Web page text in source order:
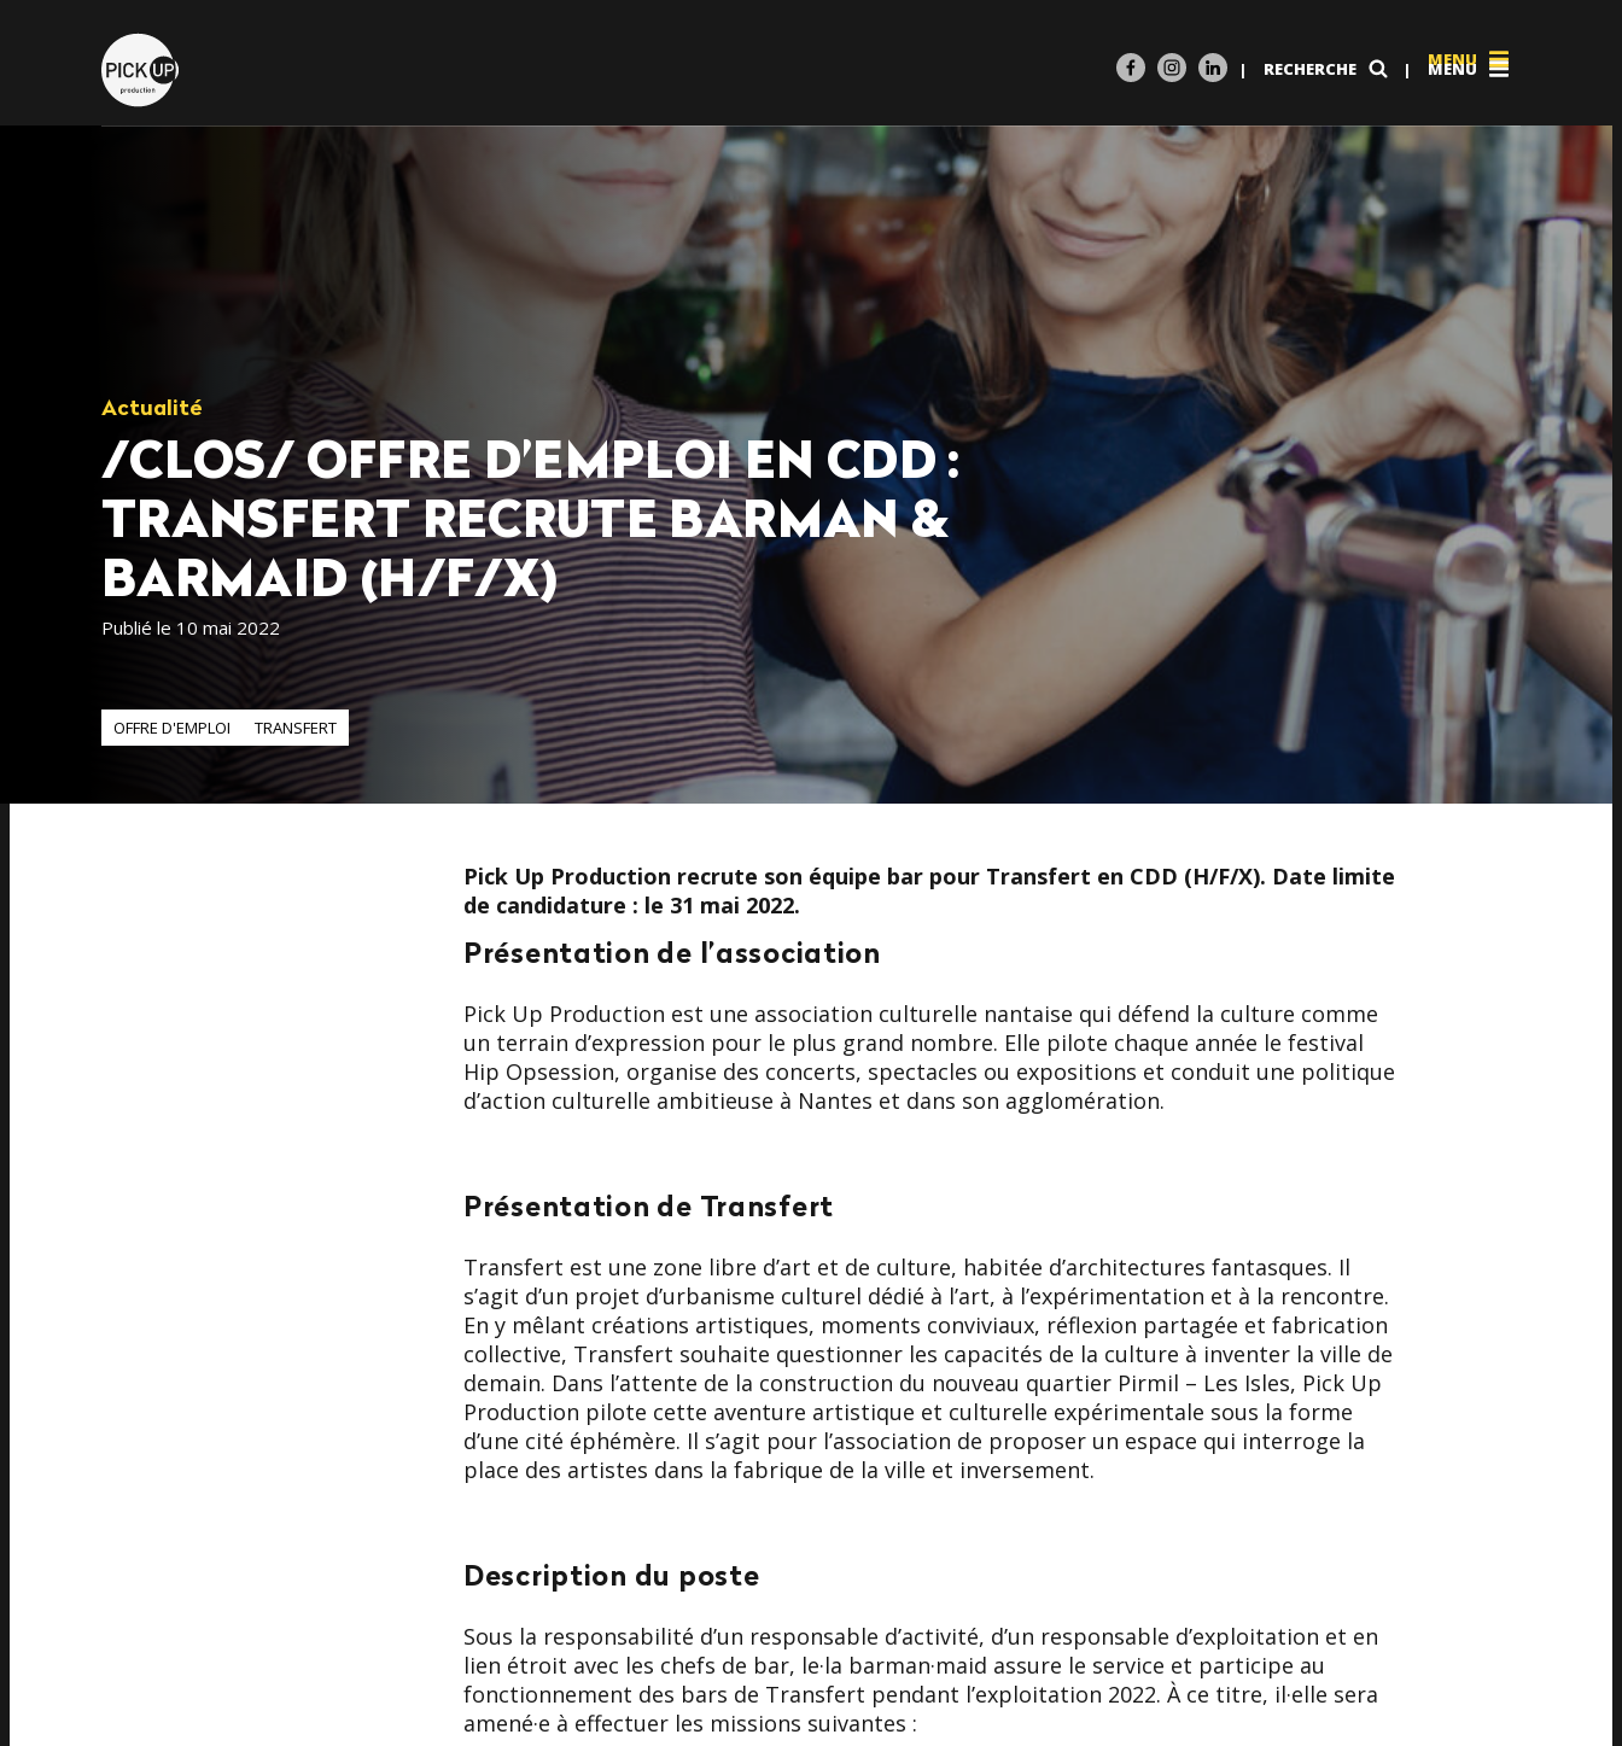
MENU
| RECHERCHE | MENU
Actualité
/CLOS/ OFFRE D’EMPLOI EN CDD :
TRANSFERT RECRUTE BARMAN &
BARMAID (H/F/X)
Publié le 10 mai 2022
OFFRE D'EMPLOI TRANSFERT
Pick Up Production recrute son équipe bar pour Transfert en CDD (H/F/X). Date limite
de candidature : le 31 mai 2022.
Présentation de l’association
Pick Up Production est une association culturelle nantaise qui défend la culture comme
un terrain d’expression pour le plus grand nombre. Elle pilote chaque année le festival
Hip Opsession, organise des concerts, spectacles ou expositions et conduit une politique
d’action culturelle ambitieuse à Nantes et dans son agglomération.
Présentation de Transfert
Transfert est une zone libre d’art et de culture, habitée d’architectures fantasques. Il
s’agit d’un projet d’urbanisme culturel dédié à l’art, à l’expérimentation et à la rencontre.
En y mêlant créations artistiques, moments conviviaux, réflexion partagée et fabrication
collective, Transfert souhaite questionner les capacités de la culture à inventer la ville de
demain. Dans l’attente de la construction du nouveau quartier Pirmil – Les Isles, Pick Up
Production pilote cette aventure artistique et culturelle expérimentale sous la forme
d’une cité éphémère. Il s’agit pour l’association de proposer un espace qui interroge la
place des artistes dans la fabrique de la ville et inversement.
Description du poste
Sous la responsabilité d’un responsable d’activité, d’un responsable d’exploitation et en
lien étroit avec les chefs de bar, le·la barman·maid assure le service et participe au
fonctionnement des bars de Transfert pendant l’exploitation 2022. À ce titre, il·elle sera
amené·e à effectuer les missions suivantes :